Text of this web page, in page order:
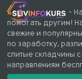
-
помогать другим!
свежие и
по заработку,
слитые складчины
направлениям